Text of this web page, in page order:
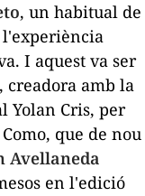
, un habitual de
l'experiència
I aquest va ser
, creadora amb la
Yolan Cris, per
que de nou
Avellaneda
en l'edició